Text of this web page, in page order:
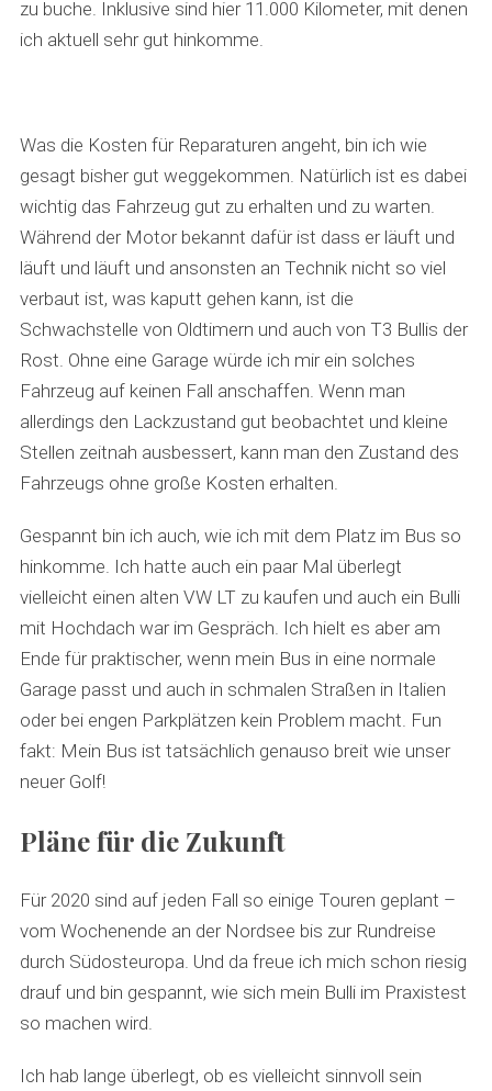
zu buche. Inklusive sind hier 11.000 Kilometer, mit denen
ich aktuell sehr gut hinkomme.
Was die Kosten für Reparaturen angeht, bin ich wie
gesagt bisher gut weggekommen. Natürlich ist es dabei
wichtig das Fahrzeug gut zu erhalten und zu warten.
Während der Motor bekannt dafür ist dass er läuft und
läuft und läuft und ansonsten an Technik nicht so viel
verbaut ist, was kaputt gehen kann, ist die
Schwachstelle von Oldtimern und auch von T3 Bullis der
Rost. Ohne eine Garage würde ich mir ein solches
Fahrzeug auf keinen Fall anschaffen. Wenn man
allerdings den Lackzustand gut beobachtet und kleine
Stellen zeitnah ausbessert, kann man den Zustand des
Fahrzeugs ohne große Kosten erhalten.
Gespannt bin ich auch, wie ich mit dem Platz im Bus so
hinkomme. Ich hatte auch ein paar Mal überlegt
vielleicht einen alten VW LT zu kaufen und auch ein Bulli
mit Hochdach war im Gespräch. Ich hielt es aber am
Ende für praktischer, wenn mein Bus in eine normale
Garage passt und auch in schmalen Straßen in Italien
oder bei engen Parkplätzen kein Problem macht. Fun
fakt: Mein Bus ist tatsächlich genauso breit wie unser
neuer Golf!
Pläne für die Zukunft
Für 2020 sind auf jeden Fall so einige Touren geplant –
vom Wochenende an der Nordsee bis zur Rundreise
durch Südosteuropa. Und da freue ich mich schon riesig
drauf und bin gespannt, wie sich mein Bulli im Praxistest
so machen wird.
Ich hab lange überlegt, ob es vielleicht sinnvoll sein